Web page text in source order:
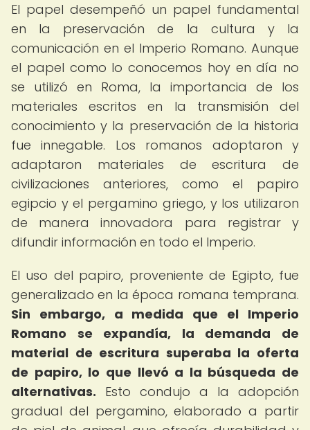
El papel desempeñó un papel fundamental
en la preservación de la cultura y la
comunicación en el Imperio Romano. Aunque
el papel como lo conocemos hoy en día no
se utilizó en Roma, la importancia de los
materiales escritos en la transmisión del
conocimiento y la preservación de la historia
fue innegable. Los romanos adoptaron y
adaptaron materiales de escritura de
civilizaciones anteriores, como el papiro
egipcio y el pergamino griego, y los utilizaron
de manera innovadora para registrar y
difundir información en todo el Imperio.
El uso del papiro, proveniente de Egipto, fue
generalizado en la época romana temprana.
Sin embargo, a medida que el Imperio
Romano se expandía, la demanda de
material de escritura superaba la oferta
de papiro, lo que llevó a la búsqueda de
alternativas. Esto condujo a la adopción
gradual del pergamino, elaborado a partir